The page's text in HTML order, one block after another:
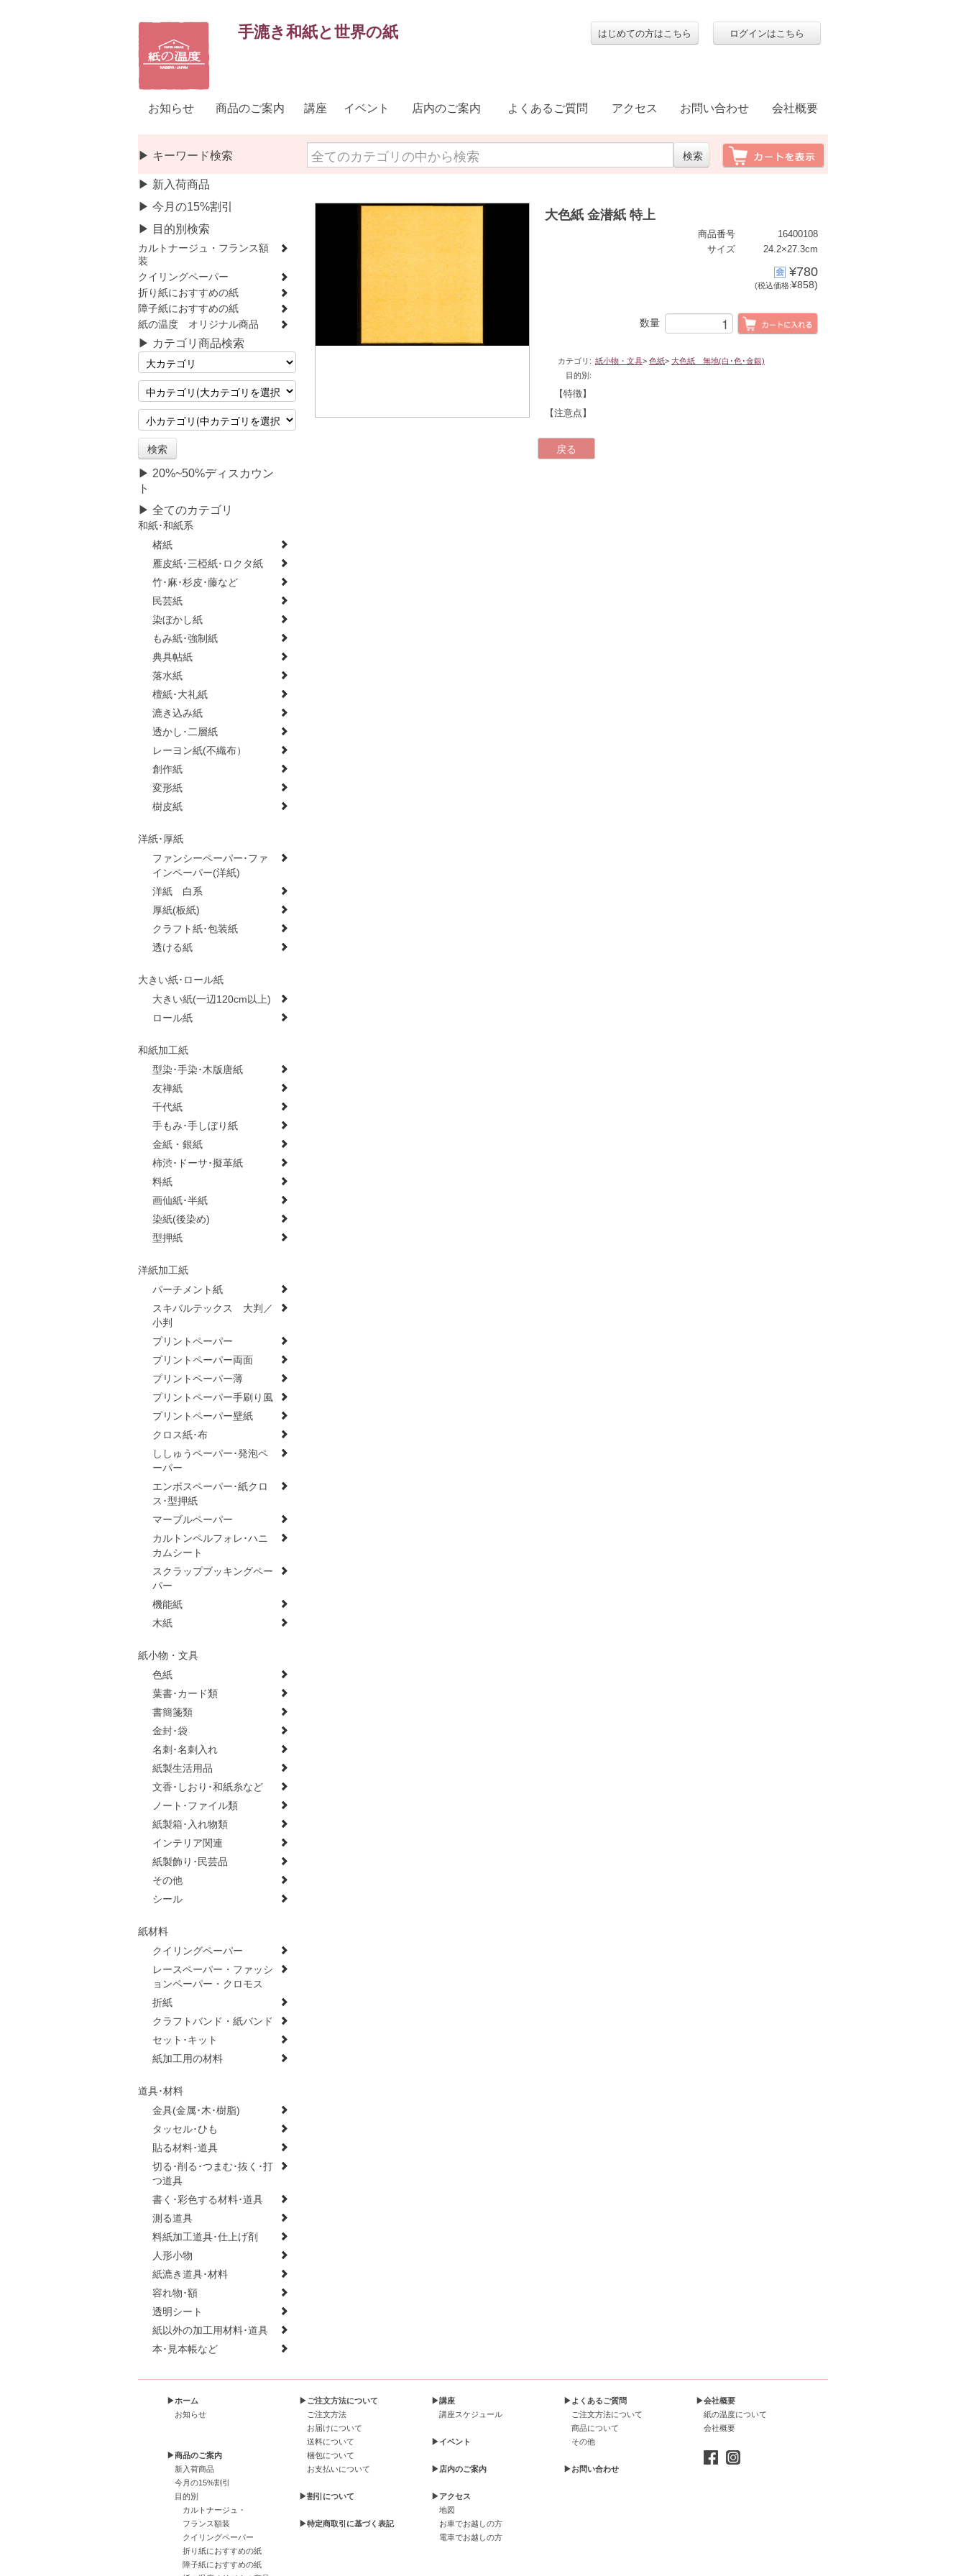
手漉き和紙と世界の紙 ログインはこちら
はじめての方はこちら
お知らせ 商品のご案内 講座 イベント 店内のご案内 よくあるご質問 アクセス お問い合わせ 会社概要
▶ キーワード検索
▶ 新入荷商品
▶ 今月の15%割引
▶ 目的別検索
カルトナージュ・フランス額
装
クイリングペーパー
折り紙におすすめの紙
障子紙におすすめの紙
紙の温度 オリジナル商品
▶ カテゴリ商品検索
▶ 20%~50%ディスカウン
ト
▶ 全てのカテゴリ
和紙･和紙系
楮紙
雁皮紙･三椏紙･ロクタ紙
竹･麻･杉皮･藤など
民芸紙
染ぼかし紙
もみ紙･強制紙
典具帖紙
落水紙
檀紙･大礼紙
漉き込み紙
透かし･二層紙
レーヨン紙(不織布）
創作紙
変形紙
樹皮紙
洋紙･厚紙
ファンシーペーパー･ファ
インペーパー(洋紙)
洋紙 白系
厚紙(板紙)
クラフト紙･包装紙
透ける紙
大きい紙･ロール紙
大きい紙(一辺120cm以上)
ロール紙
和紙加工紙
型染･手染･木版唐紙
友禅紙
千代紙
手もみ･手しぼり紙
金紙・銀紙
柿渋･ドーサ･擬革紙
料紙
画仙紙･半紙
染紙(後染め)
型押紙
洋紙加工紙
パーチメント紙
スキバルテックス 大判／
小判
プリントペーパー
プリントペーパー両面
プリントペーパー薄
プリントペーパー手刷り風
プリントペーパー壁紙
クロス紙･布
ししゅうペーパー･発泡ペ
ーパー
エンボスペーパー･紙クロ
ス･型押紙
マーブルペーパー
カルトンペルフォレ･ハニ
カムシート
スクラップブッキングペー
パー
機能紙
木紙
紙小物・文具
色紙
葉書･カード類
書簡箋類
金封･袋
名刺･名刺入れ
紙製生活用品
文香･しおり･和紙糸など
ノート･ファイル類
紙製箱･入れ物類
インテリア関連
紙製飾り･民芸品
その他
シール
紙材料
クイリングペーパー
レースペーパー・ファッシ
ョンペーパー・クロモス
折紙
クラフトバンド・紙バンド
セット･キット
紙加工用の材料
道具･材料
金具(金属･木･樹脂)
タッセル･ひも
貼る材料･道具
切る･削る･つまむ･抜く･打
つ道具
書く･彩色する材料･道具
測る道具
料紙加工道具･仕上げ剤
人形小物
紙漉き道具･材料
容れ物･額
透明シート
紙以外の加工用材料･道具
本･見本帳など
大色紙 金潜紙 特上
16400108
商品番号
24.2×27.3cm
サイズ
¥780
(税込価格:¥858)
数量
カテゴリ: 紙小物・文具> 色紙> 大色紙 無地(白･色･金銀)
目的別:
【特徴】
【注意点】
▶ホーム
お知らせ
▶商品のご案内
新入荷商品
今月の15%割引
目的別
カルトナージュ・
フランス額装
クイリングペーパー
折り紙におすすめの紙
障子紙におすすめの紙
▶ご注文方法について
ご注文方法
お届けについて
送料について
梱包について
お支払いについて
▶割引について
▶特定商取引に基づく表記
▶講座
講座スケジュール
▶イベント
▶店内のご案内
▶アクセス
地図
お車でお越しの方
電車でお越しの方
▶よくあるご質問
ご注文方法について
商品について
その他
▶お問い合わせ
▶会社概要
紙の温度について
会社概要